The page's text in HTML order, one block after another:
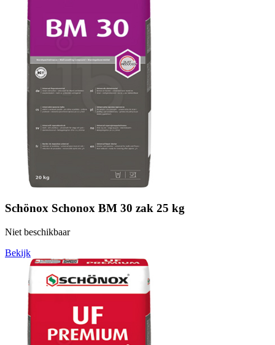
Schönox Schonox BM 30 zak 25 kg
Niet beschikbaar
Bekijk